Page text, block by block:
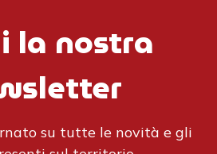
la nostra
su tutte le novità e gli